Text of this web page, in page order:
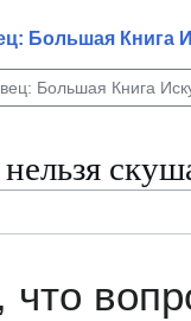
Большая Книга
что